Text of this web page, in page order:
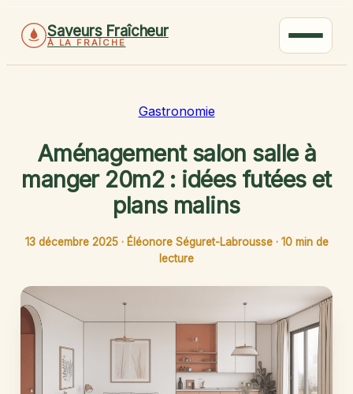
Saveurs Fraîcheur
À LA FRAÎCHE
Gastronomie
Aménagement salon salle à
manger 20m2 : idées futées et
plans malins
13 décembre 2025 · Éléonore Séguret-Labrousse · 10 min de
lecture